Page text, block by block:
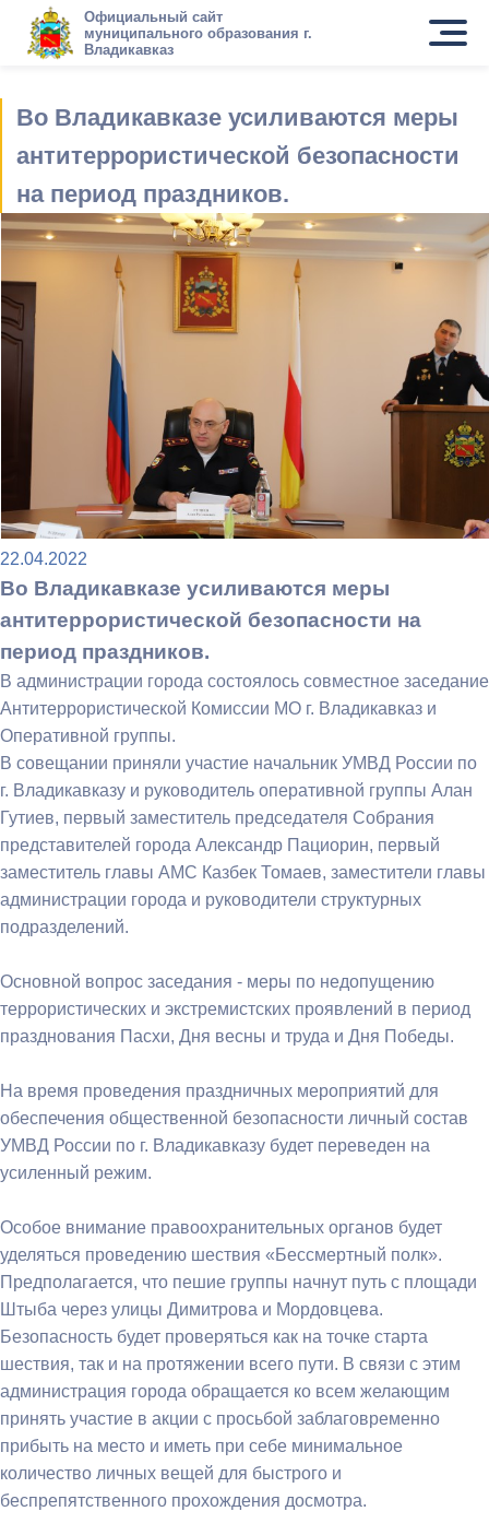
Официальный сайт
муниципального образования г.
Владикавказ
Во Владикавказе усиливаются меры
антитеррористической безопасности
на период праздников.
22.04.2022
Во Владикавказе усиливаются меры
антитеррористической безопасности на
период праздников.
В администрации города состоялось совместное заседание
Антитеррористической Комиссии МО г. Владикавказ и
Оперативной группы.
В совещании приняли участие начальник УМВД России по
г. Владикавказу и руководитель оперативной группы Алан
Гутиев, первый заместитель председателя Собрания
представителей города Александр Пациорин, первый
заместитель главы АМС Казбек Томаев, заместители главы
администрации города и руководители структурных
подразделений.
Основной вопрос заседания - меры по недопущению
террористических и экстремистских проявлений в период
празднования Пасхи, Дня весны и труда и Дня Победы.
На время проведения праздничных мероприятий для
обеспечения общественной безопасности личный состав
УМВД России по г. Владикавказу будет переведен на
усиленный режим.
Особое внимание правоохранительных органов будет
уделяться проведению шествия «Бессмертный полк».
Предполагается, что пешие группы начнут путь с площади
Штыба через улицы Димитрова и Мордовцева.
Безопасность будет проверяться как на точке старта
шествия, так и на протяжении всего пути. В связи с этим
администрация города обращается ко всем желающим
принять участие в акции с просьбой заблаговременно
прибыть на место и иметь при себе минимальное
количество личных вещей для быстрого и
беспрепятственного прохождения досмотра.